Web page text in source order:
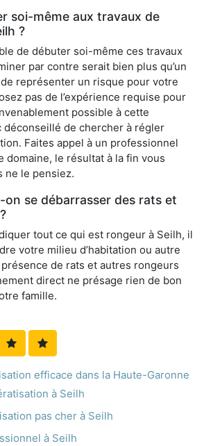
soi-même aux travaux de
?
de débuter soi-même ces travaux
par contre serait bien plus qu’un
représenter un risque pour votre
pas de l’expérience requise pour
possible à cette
déconseillé de chercher à régler
Faites appel à un professionnel
domaine, le résultat à la fin vous
ne le pensiez.
se débarrasser des rats et
tout ce qui est rongeur à Seilh, il
votre milieu d’habitation ou autre
de rats et autres rongeurs
direct ne présage rien de bon
famille.
efficace dans la Haute-Garonne
à Seilh
pas cher à Seilh
à Seilh